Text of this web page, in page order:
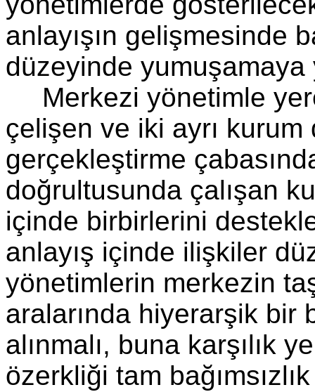
anlayışın gelişmesinde
düzeyinde yumuşamaya
Merkezi yönetimle
çelişen ve iki ayrı kurum
gerçekleştirme
doğrultusunda çalışan
içinde birbirlerini
anlayış içinde ilişkiler
yönetimlerin merkezin
aralarında hiyerarşik bir
alınmalı, buna karşılık
özerkliği tam